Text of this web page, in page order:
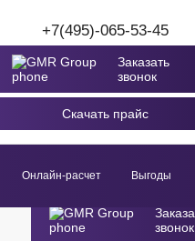
+7(495)-065-53-45
Заказать
звонок
Скачать прайс
Онлайн-расчет Выгоды
+7(495)-065-53-
звонок